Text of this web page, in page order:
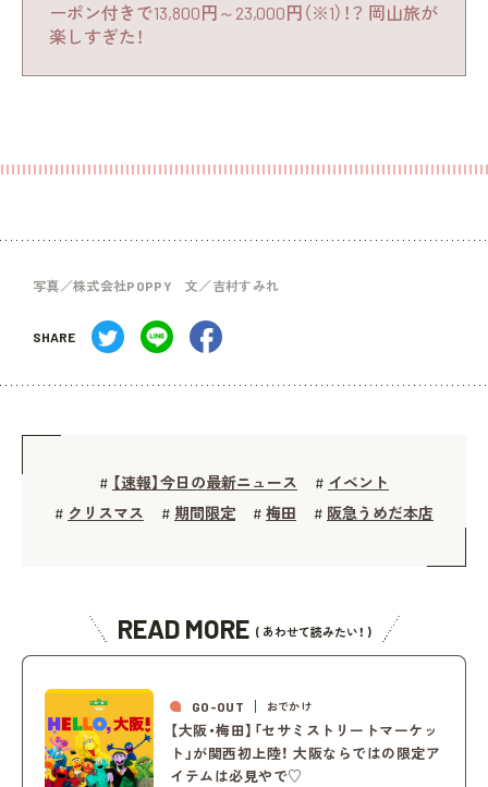
ーポン付きで13,800円～23,000円（※1）！？ 岡山旅が
楽しすぎた！
写真／株式会社POPPY 文／吉村すみれ
SHARE
# 【速報】今日の最新ニュース # イベント
# クリスマス # 期間限定 # 梅田 # 阪急うめだ本店
READ MORE ( あわせて読みたい！ )
GO-OUT おでかけ
【大阪・梅田】「セサミストリートマーケッ
ト」が関西初上陸！ 大阪ならではの限定ア
イテムは必見やで♡